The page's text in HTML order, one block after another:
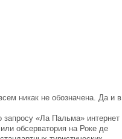
никак не обозначена. Да и в
запросу «Ла Пальма» интернет
обсерватория на Роке де